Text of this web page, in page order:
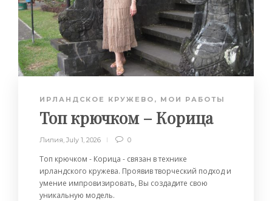
ИРЛАНДСКОЕ КРУЖЕВО , МОИ РАБОТЫ
Топ крючком – Корица
Лилия July 1, 2026 0
Топ крючком - Корица - связан в технике
ирландского кружева. Проявив творческий подход и
умение импровизировать, Вы создадите свою
уникальную модель.